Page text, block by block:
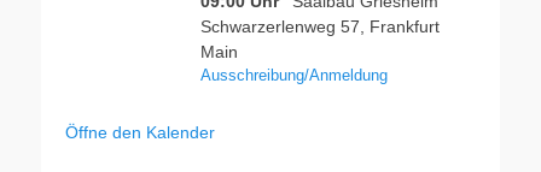
Schwarzerlenweg 57, Frankfurt
Main
Ausschreibung/Anmeldung
Öffne den Kalender